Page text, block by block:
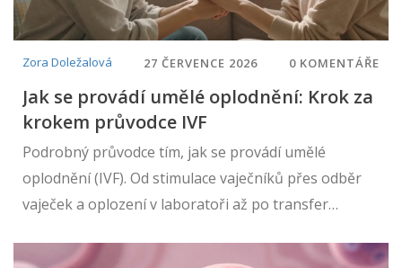
Zora Doležalová 27 ČERVENCE 2026 0 KOMENTÁŘE
Jak se provádí umělé oplodnění: Krok za
krokem průvodce IVF
Podrobný průvodce tím, jak se provádí umělé
oplodnění (IVF). Od stimulace vaječníků přes odběr
vaječek a oplození v laboratoři až po transfer